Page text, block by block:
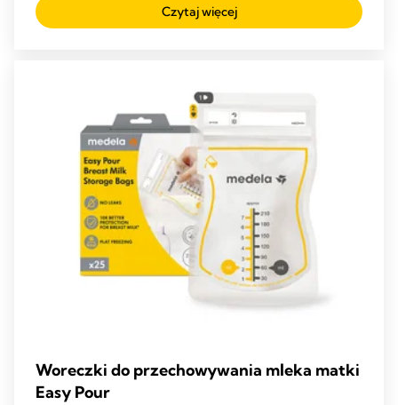
5
Czytaj więcej
Woreczki do przechowywania mleka matki
Easy Pour